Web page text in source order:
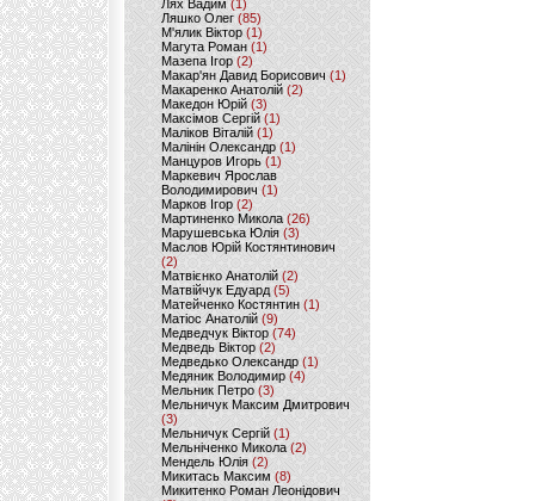
Лях Вадим (1)
Ляшко Олег (85)
М'ялик Віктор(1)
Магута Роман(1)
Мазепа Ігор (2)
Макар'ян Давид Борисович(1)
Макаренко Анатолій (2)
Македон Юрій(3)
Максімов Сергій (1)
Маліков Віталій (1)
Малінін Олександр (1)
Манцуров Игорь (1)
Маркевич Ярослав
Володимирович (1)
Марков Ігор (2)
Мартиненко Микола (26)
Марушевська Юлія (3)
Маслов Юрій Костянтинович
(2)
Матвієнко Анатолій (2)
Матвійчук Едуард(5)
Матейченко Костянтин (1)
Матіос Анатолій (9)
Медведчук Віктор(74)
Медведь Віктор (2)
Медведько Олександр (1)
Медяник Володимир(4)
Мельник Петро (3)
Мельничук Максим Дмитрович
(3)
Мельничук Сергій (1)
Мельніченко Микола (2)
Мендель Юлія (2)
Микитась Максим (8)
Микитенко Роман Леонідович